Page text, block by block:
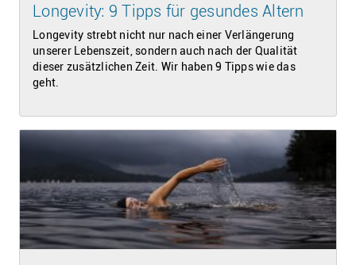
Longevity: 9 Tipps für gesundes Altern
Longevity strebt nicht nur nach einer Verlängerung
unserer Lebenszeit, sondern auch nach der Qualität
dieser zusätzlichen Zeit. Wir haben 9 Tipps wie das
geht.